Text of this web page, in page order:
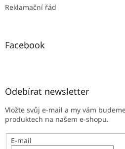
Reklamační řád
Facebook
Odebírat newsletter
Vložte svůj e-mail a my vám
produktech na našem e-shopu.
E-mail